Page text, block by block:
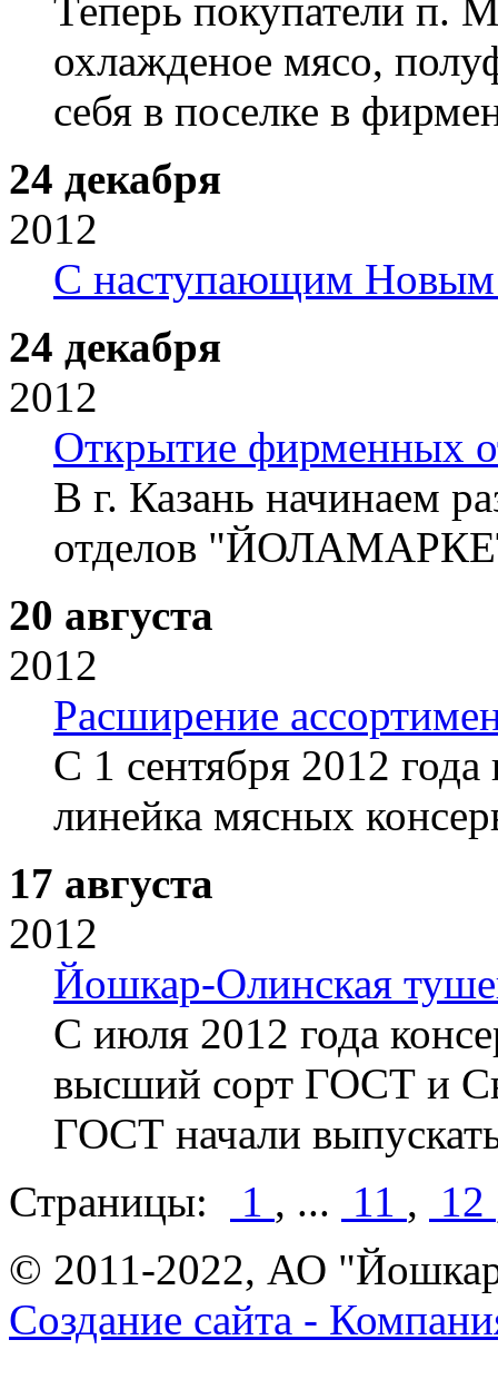
Теперь покупатели п.
охлажденое мясо,
себя в поселке в
24 декабря
2012
С наступающим Новым
24 декабря
2012
Открытие фирменных
В г. Казань начинаем
отделов
20 августа
2012
Расширение
С 1 сентября 2012
линейка мясных
17 августа
2012
Йошкар-Олинская
С июля 2012 года
высший сорт ГОСТ и
ГОСТ начали
Страницы:
1 , ... 11 , 12
© 2011-2022, АО
Создание сайта -